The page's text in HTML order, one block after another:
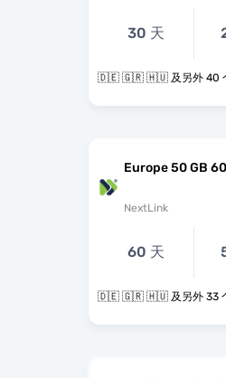
30 天
🇩🇪 🇬🇷 🇭🇺 及另
Europe 50 GB
NextLink
60 天
🇩🇪 🇬🇷 🇭🇺 及另